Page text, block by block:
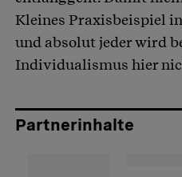
Kleines Praxisbeispiel
und absolut jeder wird
Individualismus hier
Partnerinhalte